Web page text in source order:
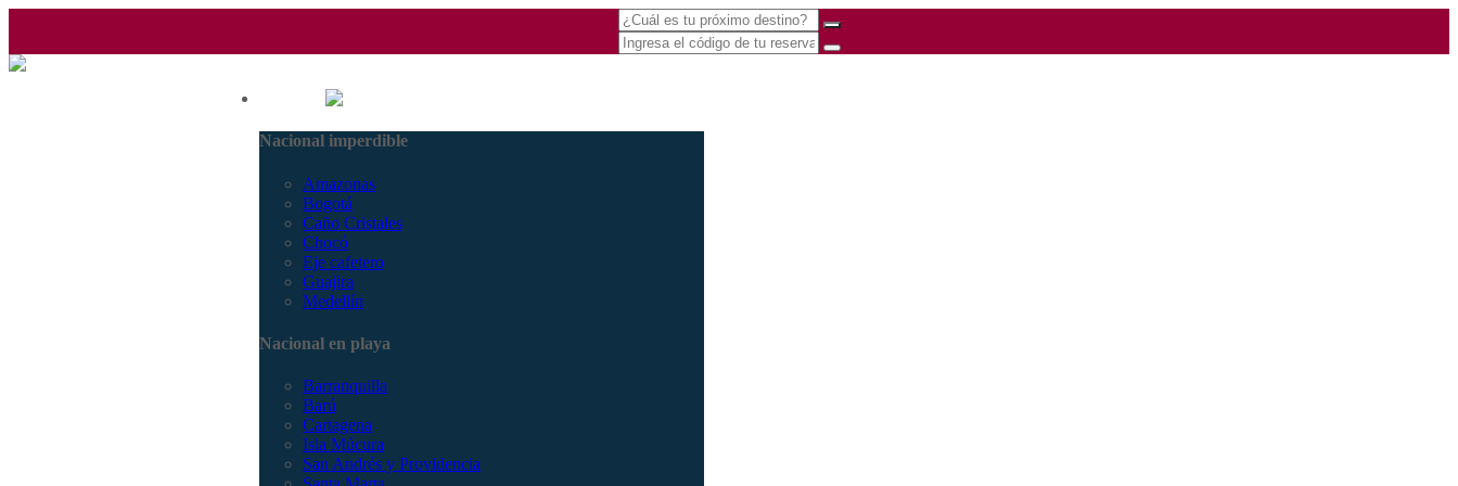
Nacional imperdible
Amazonas
Bogotá
Caño Cristales
Chocó
Eje cafetero
Guajira
Medellín
Nacional en playa
Barranquilla
Barú
Cartagena
Isla Múcura
San Andrés y Providencia